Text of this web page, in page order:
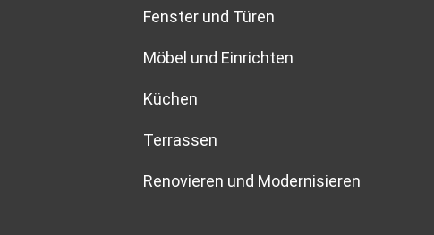
Fenster und Türen
Möbel und Einrichten
Küchen
Terrassen
Renovieren und Modernisieren